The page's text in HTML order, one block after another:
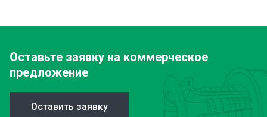
Оставьте заявку на коммерческое
предложение
Оставить заявку